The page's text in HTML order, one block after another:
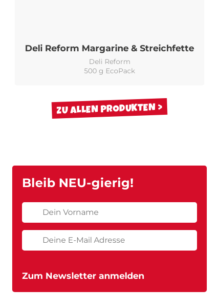
Deli Reform Margarine & Streichfette
Deli Reform
500 g EcoPack
ZU ALLEN PRODUKTEN
Bleib NEU-gierig!